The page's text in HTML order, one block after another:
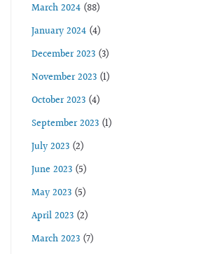
March 2024 (88)
January 2024 (4)
December 2023 (3)
November 2023 (1)
October 2023 (4)
September 2023 (1)
July 2023 (2)
June 2023 (5)
May 2023 (5)
April 2023 (2)
March 2023 (7)